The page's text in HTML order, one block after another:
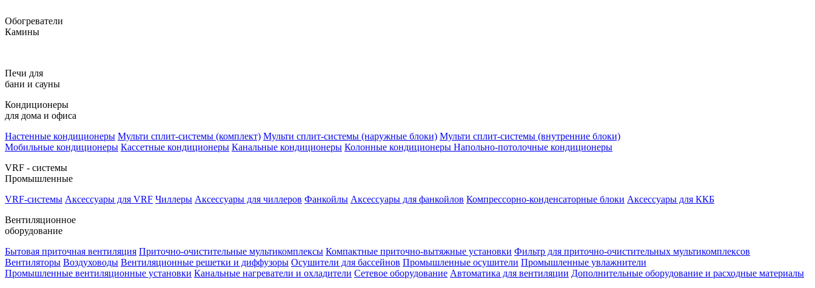
Обогреватели
Камины
Печи для
бани и сауны
Кондиционеры
для дома и офиса
Настенные кондиционеры Мульти сплит-системы (комплект) Мульти сплит-системы (наружные блоки) Мульти сплит-системы (внутренние блоки)
Мобильные кондиционеры Кассетные кондиционеры Канальные кондиционеры Колонные кондиционеры Напольно-потолочные кондиционеры
VRF - системы
Промышленные
VRF-системы Аксессуары для VRF Чиллеры Аксессуары для чиллеров Фанкойлы Аксессуары для фанкойлов Компрессорно-конденсаторные блоки Аксессуары для ККБ
Вентиляционное
оборудование
Бытовая приточная вентиляция Приточно-очистительные мультикомплексы Компактные приточно-вытяжные установки Фильтр для приточно-очистительных мультикомплексов
Вентиляторы Воздуховоды Вентиляционные решетки и диффузоры Осушители для бассейнов Промышленные осушители Промышленные увлажнители
Промышленные вентиляционные установки Канальные нагреватели и охладители Сетевое оборудование Автоматика для вентиляции Дополнительные оборудование и расходные материалы